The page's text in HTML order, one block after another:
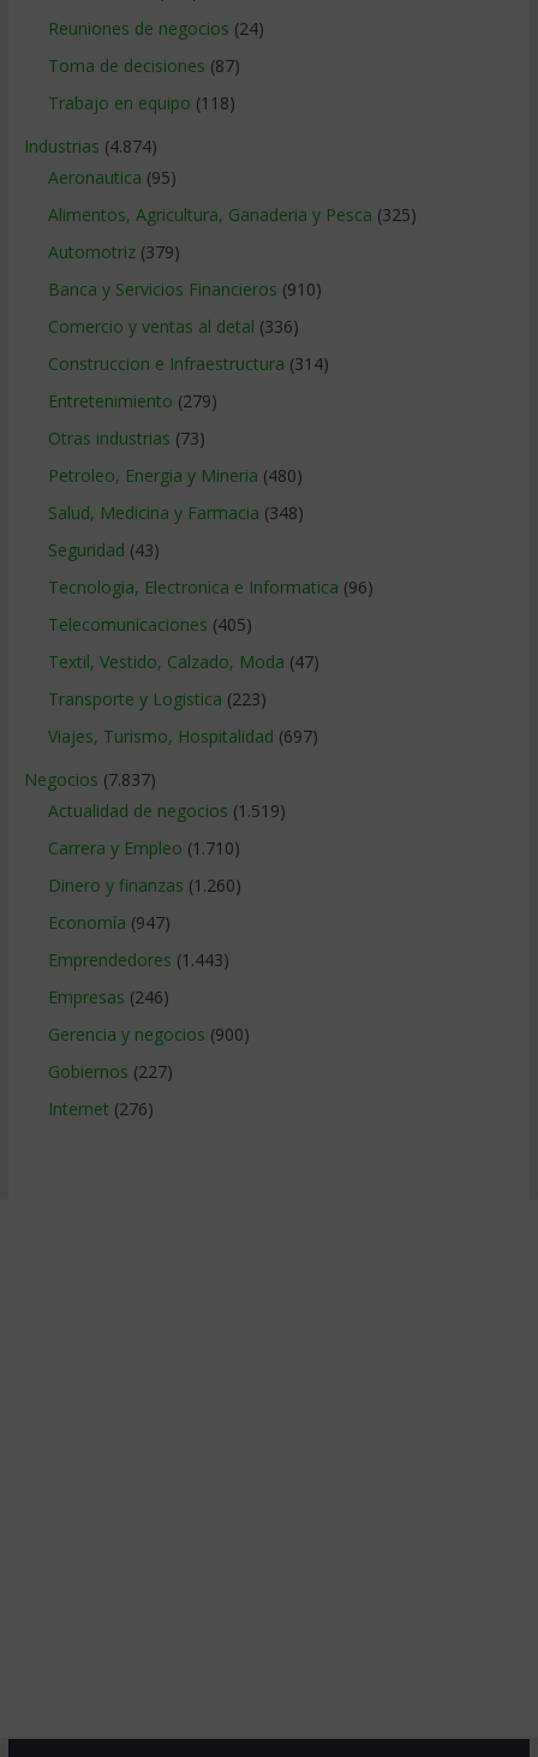
Reuniones de negocios (24)
Toma de decisiones (87)
Trabajo en equipo (118)
Industrias (4.874)
Aeronautica (95)
Alimentos, Agricultura, Ganaderia y Pesca (325)
Automotriz(379)
Banca y Servicios Financieros (910)
Comercio y ventas al detal (336)
Construccion e Infraestructura (314)
Entretenimiento (279)
Otras industrias (73)
Petroleo, Energia y Mineria (480)
Salud, Medicina y Farmacia (348)
Seguridad (43)
Tecnologia, Electronica e Informatica (96)
Telecomunicaciones (405)
Textil, Vestido, Calzado, Moda (47)
Transporte y Logistica (223)
Viajes, Turismo, Hospitalidad (697)
Negocios (7.837)
Actualidad de negocios (1.519)
Carrera y Empleo (1.710)
Dinero y finanzas (1.260)
Economía (947)
Emprendedores (1.443)
Empresas (246)
Gerencia y negocios (900)
Gobiernos (227)
Internet (276)